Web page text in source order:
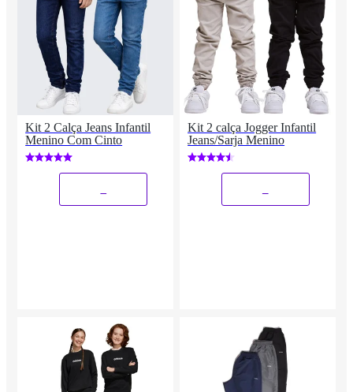
Kit 2 Calça Jeans Infantil
Menino Com Cinto
Kit 2 calça Jogger Infantil
Jeans/Sarja Menino